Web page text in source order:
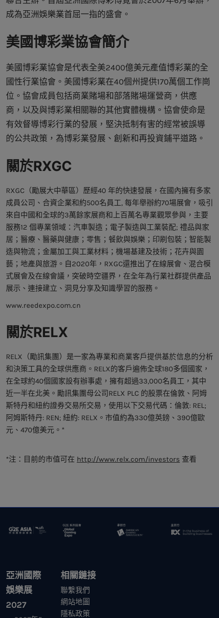
成為亞洲娛樂業首屈一指的盛會。
美國博彩業協會簡介
美國博彩業協會是代表全美2400億美元產值博彩業的全
國性行業協會。美國博彩業在40個州提供170萬個工作崗
位。協會成員包括商業賭場和部落賭場運營商，供應
商，以及與博彩業相關聯的其他實體機構。協會使命是
有效督導博彩行業的發展，堅決抵制有害的經常被誤導
的公共政策，為博彩業發展、創新和再投資鋪平道路。
關於RXGC
RXGC（勵展大中華區）歷經40 年的快速發展，在國內擁有多家
成員公司、合資企業和約500名員工, 每年舉辦約70場展會，吸引
來自中國和全球的3萬餘家展商和上百萬名專業觀眾參與，主要
服務12 個專業領域：汽車製造；電子製造與工業裝配; 禮品與家
居；醫療、醫藥與健康；零售；餐飲與娛樂；印刷包裝；智能製
造與物流；金屬加工與工業材料；機場基建及技術；花卉與園
藝；地產與旅游。自2020年，RXGC還推出了在線展會、混合模
式展會及在線會議，突破時空疆界，在全年為行業社群提供產品
展示、連接建立、洞見分享及知識學習的服務。
www.reedexpo.com.cn
關於RELX
RELX（勵訊集團）是一家為專業和商業客戶提供基於信息的分析
和決策工具的全球供應商。RELX的客戶遍佈全球180多個國家，
在全球約40個國家設有辦事處，擁有超過33,000名員工，其中
近一半在北美。勵訊集團母公司RELX PLC 的股票在倫敦、阿姆
斯特丹和紐約證券交易所交易，使用以下交易代碼：倫敦: REL;
阿姆斯特丹: REN; 紐約: RELX。市值約為330億英鎊、390億歐
元、470億美元。*
*注：目前的市值可在 http://www.relx.com/investors 查看
亞洲國際
娛樂展
2027
相關鏈接
聯繫我們
網站地圖
隱私政策